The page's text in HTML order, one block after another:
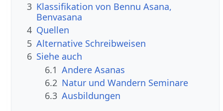
3 Klassifikation von Bennu Asana,
Benvasana
4 Quellen
5 Alternative Schreibweisen
6 Siehe auch
6.1 Andere Asanas
6.2 Natur und Wandern Seminare
6.3 Ausbildungen